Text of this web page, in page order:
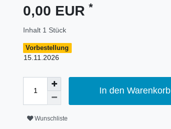
0,00 EUR *
Inhalt 1 Stück
Vorbestellung
15.11.2026
In den Warenkorb
Wunschliste